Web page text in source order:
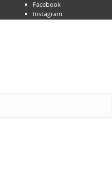
Facebook
Instagram